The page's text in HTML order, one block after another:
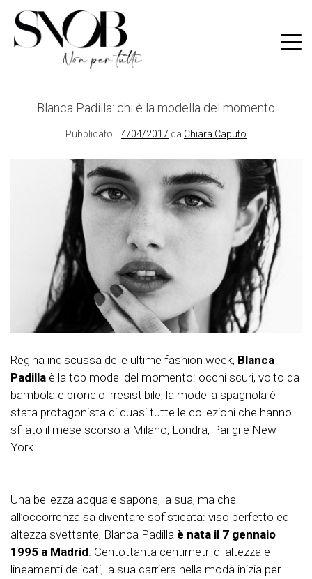
content
Blanca Padilla: chi è la modella del momento
Pubblicato il 4/04/2017 da Chiara Caputo
Regina indiscussa delle ultime fashion week, Blanca
Padilla è la top model del momento: occhi scuri, volto da
bambola e broncio irresistibile, la modella spagnola è
stata protagonista di quasi tutte le collezioni che hanno
sfilato il mese scorso a Milano, Londra, Parigi e New
York.
Una bellezza acqua e sapone, la sua, ma che
all’occorrenza sa diventare sofisticata: viso perfetto ed
altezza svettante, Blanca Padilla è nata il 7 gennaio
1995 a Madrid. Centottanta centimetri di altezza e
lineamenti delicati, la sua carriera nella moda inizia per